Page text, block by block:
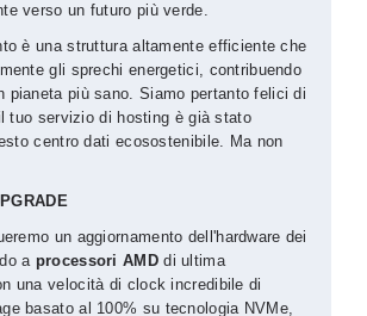
verso un futuro più verde.
è una struttura altamente efficiente che
gli sprechi energetici, contribuendo
pianeta più sano. Siamo pertanto felici di
tuo servizio di hosting è già stato
centro dati ecosostenibile. Ma non
un aggiornamento dell'hardware dei
a processori AMDdi ultima
una velocità di clock incredibile di
basato al 100% su tecnologia NVMe,